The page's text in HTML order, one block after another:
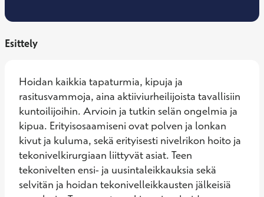
Esittely
Hoidan kaikkia tapaturmia, kipuja ja
rasitusvammoja, aina aktiiviurheilijoista tavallisiin
kuntoilijoihin. Arvioin ja tutkin selän ongelmia ja
kipua. Erityisosaamiseni ovat polven ja lonkan
kivut ja kuluma, sekä erityisesti nivelrikon hoito ja
tekonivelkirurgiaan liittyvät asiat. Teen
tekonivelten ensi- ja uusintaleikkauksia sekä
selvitän ja hoidan tekonivelleikkausten jälkeisiä